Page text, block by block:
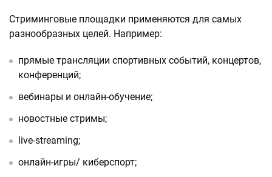
Стриминговые площадки применяются для самых
разнообразных целей. Например:
прямые трансляции спортивных событий, концертов,
конференций;
вебинары и онлайн-обучение;
новостные стримы;
live-streaming;
онлайн-игры/ киберспорт;